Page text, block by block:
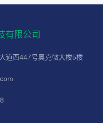
有限公司
道西447号奥克微大楼5楼